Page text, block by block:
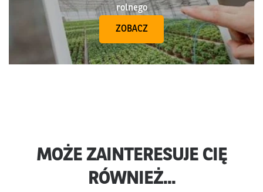
rolnego
ZOBACZ
MOŻE ZAINTERESUJE CIĘ
RÓWNIEŻ...